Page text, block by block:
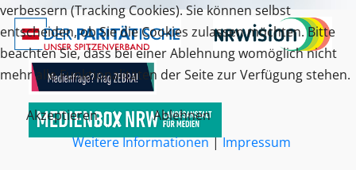
verbessern (Tracking Cookies). Sie können selbst
entscheiden, ob Sie die Cookies zulassen möchten. Bitte
beachten Sie, dass bei einer Ablehnung womöglich nicht
mehr alle Funktionalitäten der Seite zur Verfügung stehen.
Akzeptieren
Ablehnen
Weitere Informationen|Impressum